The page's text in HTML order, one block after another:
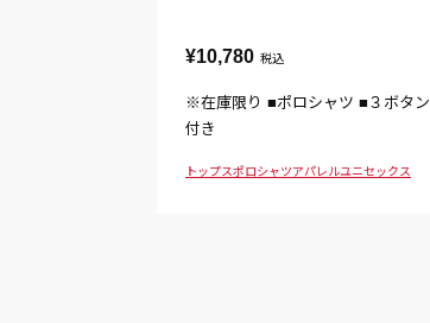
¥10,780 税込
※在庫限り ■ポロシャツ ■３ボタン
付き
トップスポロシャツアパレルユニセックス